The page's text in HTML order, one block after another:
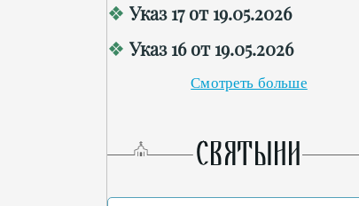
Указ 17 от 19.05.2026
Указ 16 от 19.05.2026
Смотреть больше
СВЯТЫНИ